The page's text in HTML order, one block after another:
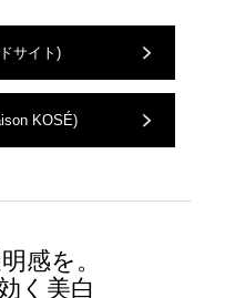
サイト)
KOSÉ)
感を。
く美白